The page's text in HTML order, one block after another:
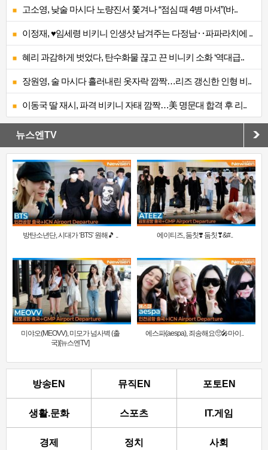
고소영, 낮술 마시다 노량진서 쫓겨나 “점심 때 4병 마셔”(바..
이정재, ♥임세령 비키니 인생샷 남겨주는 다정남‥파파라치에 ..
혜리 과감하게 벗었다, 탄수화물 끊고 끈 비니키 소화 ‘역대급..
장원영, 술 마시다 흘러내린 옷자락 깜짝…리즈 갱신한 인형 비..
이동국 딸 재시, 파격 비키니 자태 깜짝…美 명문대 합격 후 리..
뉴스엔TV
방탄소년단, 시대가 ‘BTS’ 원해🎵 .. 에이티즈, 둠칫❣️ 둠칫❣&#..
미야오(MEOVV), 미모가 넘사벽 (출
국)[뉴스엔TV]
에스파(aespa), 죄송해요🥺🎤마이..
방송EN 뮤직EN 포토EN
생활.문화 스포츠 IT.게임
경제 정치 사회